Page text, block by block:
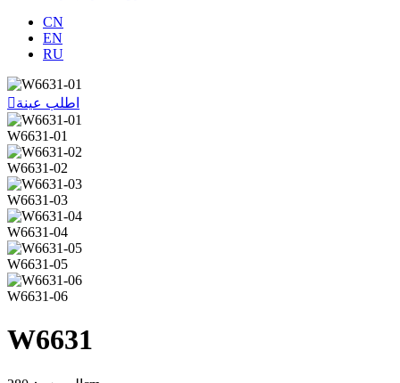
CN
EN
RU
اطلب عينة
W6631-01
W6631-02
W6631-03
W6631-04
W6631-05
W6631-06
W6631